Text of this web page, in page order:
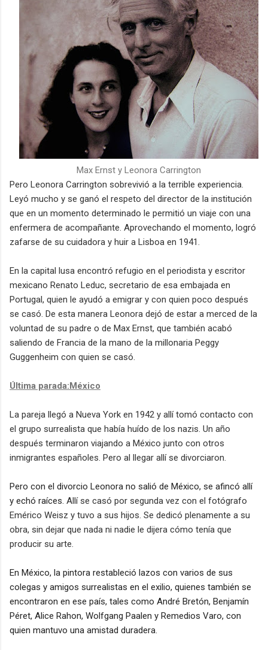
Max Ernst y Leonora Carrington
Pero Leonora Carrington sobrevivió a la terrible experiencia.
Leyó mucho y se ganó el respeto del director de la institución
que en un momento determinado le permitió un viaje con una
enfermera de acompañante. Aprovechando el momento, logró
zafarse de su cuidadora y huir a Lisboa en 1941.
En la capital lusa encontró refugio en el periodista y escritor
mexicano Renato Leduc, secretario de esa embajada en
Portugal, quien le ayudó a emigrar y con quien poco después
se casó. De esta manera Leonora dejó de estar a merced de la
voluntad de su padre o de Max Ernst, que también acabó
saliendo de Francia de la mano de la millonaria Peggy
Guggenheim con quien se casó.
Última parada:México
La pareja llegó a Nueva York en 1942 y allí tomó contacto con
el grupo surrealista que había huído de los nazis. Un año
después terminaron viajando a México junto con otros
inmigrantes españoles. Pero al llegar allí se divorciaron.
Pero con el divorcio Leonora no salió de México, se afincó allí
y echó raíces. Allí se casó por segunda vez con el fotógrafo
Emérico Weisz y tuvo a sus hijos. Se dedicó plenamente a su
obra, sin dejar que nada ni nadie le dijera cómo tenía que
producir su arte.
En México, la pintora restableció lazos con varios de sus
colegas y amigos surrealistas en el exilio, quienes también se
encontraron en ese país, tales como André Bretón, Benjamín
Péret, Alice Rahon, Wolfgang Paalen y Remedios Varo, con
quien mantuvo una amistad duradera.